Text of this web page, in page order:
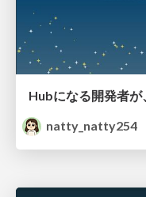
natty_natty254